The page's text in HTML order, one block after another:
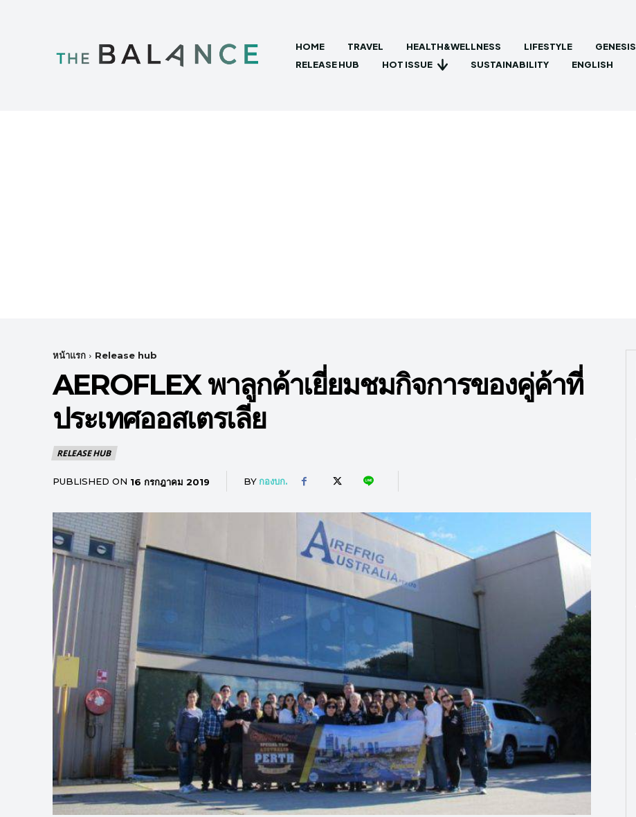
HOME TRAVEL HEALTH&WELLNESS LIFESTYLE GENESIS
RELEASE HUB
HOT ISSUE SUSTAINABILITY ENGLISH
หน้าแรก Release hub
AEROFLEX พาลูกค้าเยี่ยมชมกิจการของคู่ค้าที่
ประเทศออสเตรเลีย
RELEASE HUB
PUBLISHED ON 16 กรกฎาคม 2019 BY กองบก.